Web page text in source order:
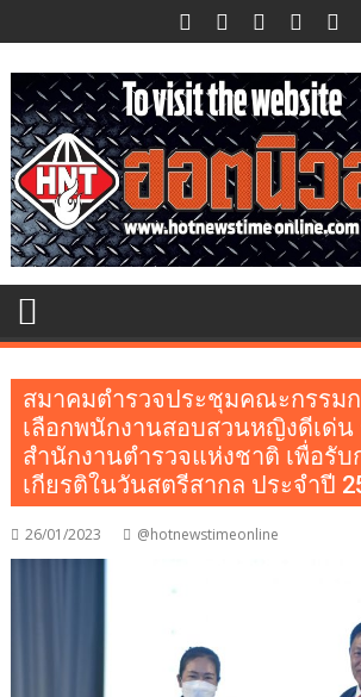
to
content
สมาคมตำรวจประชุมคณะกรรม
เลือกพนักงานสอบสวนหญิงดีเด่น
สำนักงานตำรวจแห่งชาติ เพื่อรับ
เกียรติในวันสตรีสากล ประจำปี
26/01/2023 @hotnewstimeonline